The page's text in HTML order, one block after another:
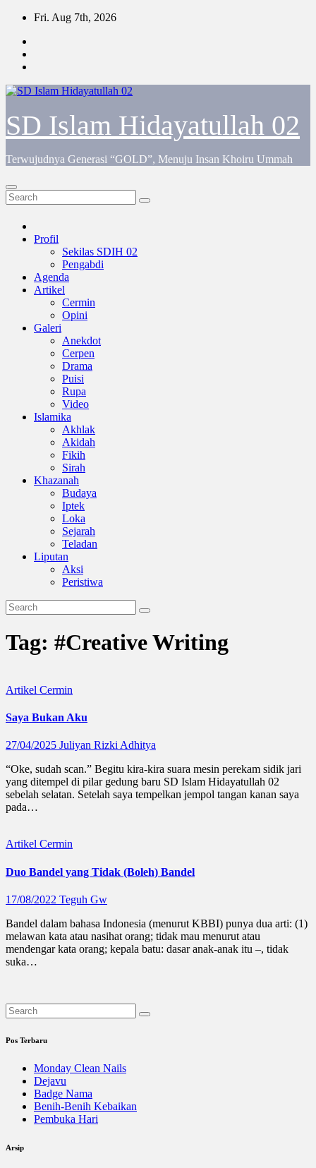
Skip
content
Fri. Aug 7th, 2026
SD Islam Hidayatullah 02
Terwujudnya Generasi “GOLD”, Menuju Insan Khoiru Ummah
Profil
Sekilas SDIH 02
Pengabdi
Agenda
Artikel
Cermin
Opini
Galeri
Anekdot
Cerpen
Drama
Puisi
Rupa
Video
Islamika
Akhlak
Akidah
Fikih
Sirah
Khazanah
Budaya
Iptek
Loka
Sejarah
Teladan
Liputan
Aksi
Peristiwa
Tag: #Creative Writing
Artikel Cermin
Saya Bukan Aku
27/04/2025 Juliyan Rizki Adhitya
“Oke, sudah scan.” Begitu kira-kira suara mesin perekam sidik jari
yang ditempel di pilar gedung baru SD Islam Hidayatullah 02
sebelah selatan. Setelah saya tempelkan jempol tangan kanan saya
pada…
Artikel Cermin
Duo Bandel yang Tidak (Boleh) Bandel
17/08/2022 Teguh Gw
Bandel dalam bahasa Indonesia (menurut KBBI) punya dua arti: (1)
melawan kata atau nasihat orang; tidak mau menurut atau
mendengar kata orang; kepala batu: dasar anak-anak itu –, tidak
suka…
Pos Terbaru
Monday Clean Nails
Dejavu
Badge Nama
Benih-Benih Kebaikan
Pembuka Hari
Arsip